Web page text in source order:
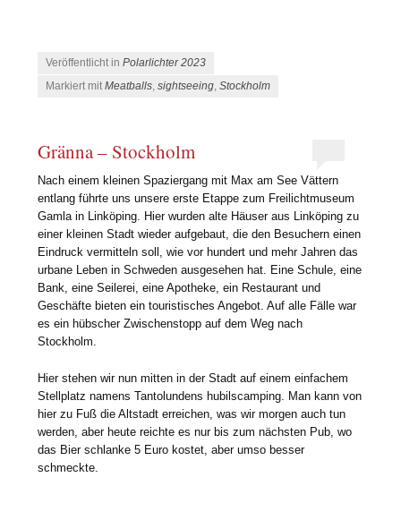
Veröffentlicht inPolarlichter 2023
Markiert mitMeatballs ,sightseeing ,Stockholm
Gränna – Stockholm
Nach einem kleinen Spaziergang mit Max am See Vättern
entlang führte uns unsere erste Etappe zum Freilichtmuseum
Gamla in Linköping. Hier wurden alte Häuser aus Linköping zu
einer kleinen Stadt wieder aufgebaut, die den Besuchern einen
Eindruck vermitteln soll, wie vor hundert und mehr Jahren das
urbane Leben in Schweden ausgesehen hat. Eine Schule, eine
Bank, eine Seilerei, eine Apotheke, ein Restaurant und
Geschäfte bieten ein touristisches Angebot. Auf alle Fälle war
es ein hübscher Zwischenstopp auf dem Weg nach
Stockholm.
Hier stehen wir nun mitten in der Stadt auf einem einfachem
Stellplatz namens Tantolundens hubilscamping. Man kann von
hier zu Fuß die Altstadt erreichen, was wir morgen auch tun
werden, aber heute reichte es nur bis zum nächsten Pub, wo
das Bier schlanke 5 Euro kostet, aber umso besser
schmeckte.